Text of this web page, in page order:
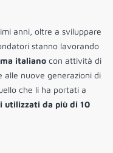
anni, oltre a sviluppare
stanno lavorando
italiano con attività di
alle nuove generazioni di
che li ha portati a
utilizzati da più di 10